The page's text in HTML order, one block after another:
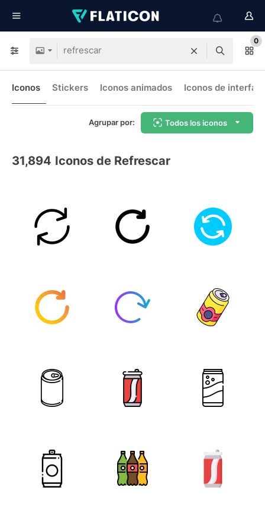
0
Iconos Stickers Iconos animados Iconos de interfaz
Agrupar por: Todos los iconos
31,894 Iconos de Refrescar